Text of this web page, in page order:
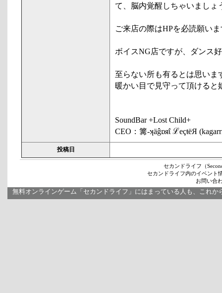
て、脳内覚醒しちゃいましょ
ご来店の際はHPを必読願い
ボイスNG店ですが、ダンス
至らない所も有るとは思いま
暖かい目で見守って頂けると
SoundBar +Lost Child+
CEO：篝-ʞäĝɒяΐ ℒeçŧëЯ
投稿日
セカンドライフ（
セカンドライフ内のイベント
お問い合
無料オンラインゲーム「セカンドライフ」にはまっている人も、これ